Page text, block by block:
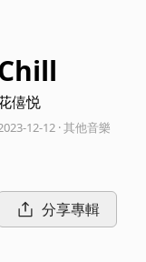
僖悦
12-12 · 其他音樂
分享專輯